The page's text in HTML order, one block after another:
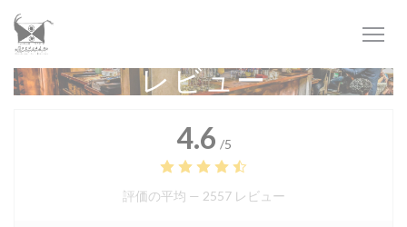
クッキー利用の管理について
レビュー
4.6 /5
評価の平均 — 2557 レビュー